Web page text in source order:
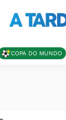
COPA DO MUNDO